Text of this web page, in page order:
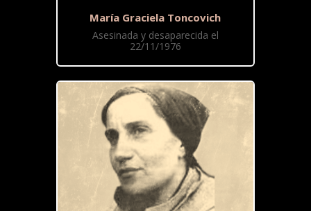
María Graciela Toncovich
Asesinada y desaparecida el
22/11/1976